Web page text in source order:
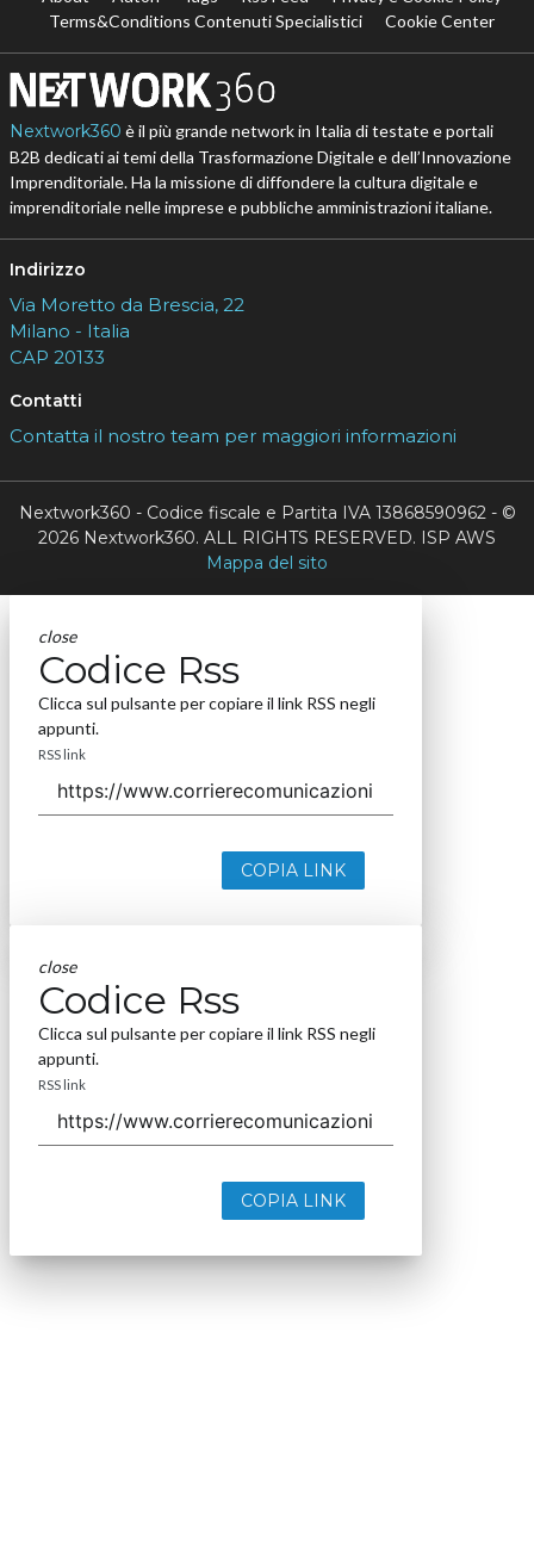
Terms&Conditions Contenuti Specialistici
Cookie Center
Nextwork360 è il più grande network in Italia di testate e portali
B2B dedicati ai temi della Trasformazione Digitale e dell’Innovazione
Imprenditoriale. Ha la missione di diffondere la cultura digitale e
imprenditoriale nelle imprese e pubbliche amministrazioni italiane.
Indirizzo
Via Moretto da Brescia, 22
Milano - Italia
CAP 20133
Contatti
Contatta il nostro team per maggiori informazioni
Nextwork360 - Codice fiscale e Partita IVA 13868590962 - ©
2026 Nextwork360. ALL RIGHTS RESERVED. ISP AWS
Mappa del sito
close
Codice Rss
Clicca sul pulsante per copiare il link RSS negli
appunti.
RSS link
COPIA LINK
close
Codice Rss
Clicca sul pulsante per copiare il link RSS negli
appunti.
RSS link
COPIA LINK